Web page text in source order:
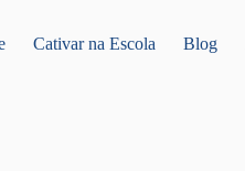
Cativar na Escola Blog